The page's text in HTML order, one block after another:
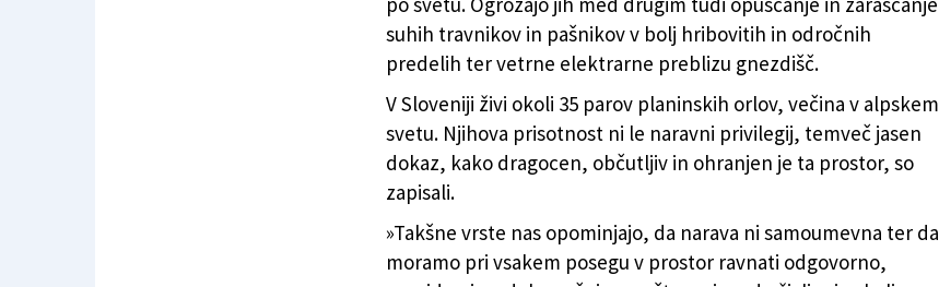
suhih travnikov in pašnikov v bolj hribovitih in odročnih
predelih ter vetrne elektrarne preblizu gnezdišč.
V Sloveniji živi okoli 35 parov planinskih orlov, večina v alpskem
svetu. Njihova prisotnost ni le naravni privilegij, temveč jasen
dokaz, kako dragocen, občutljiv in ohranjen je ta prostor, so
zapisali.
»Takšne vrste nas opominjajo, da narava ni samoumevna ter da
moramo pri vsakem posegu v prostor ravnati odgovorno,